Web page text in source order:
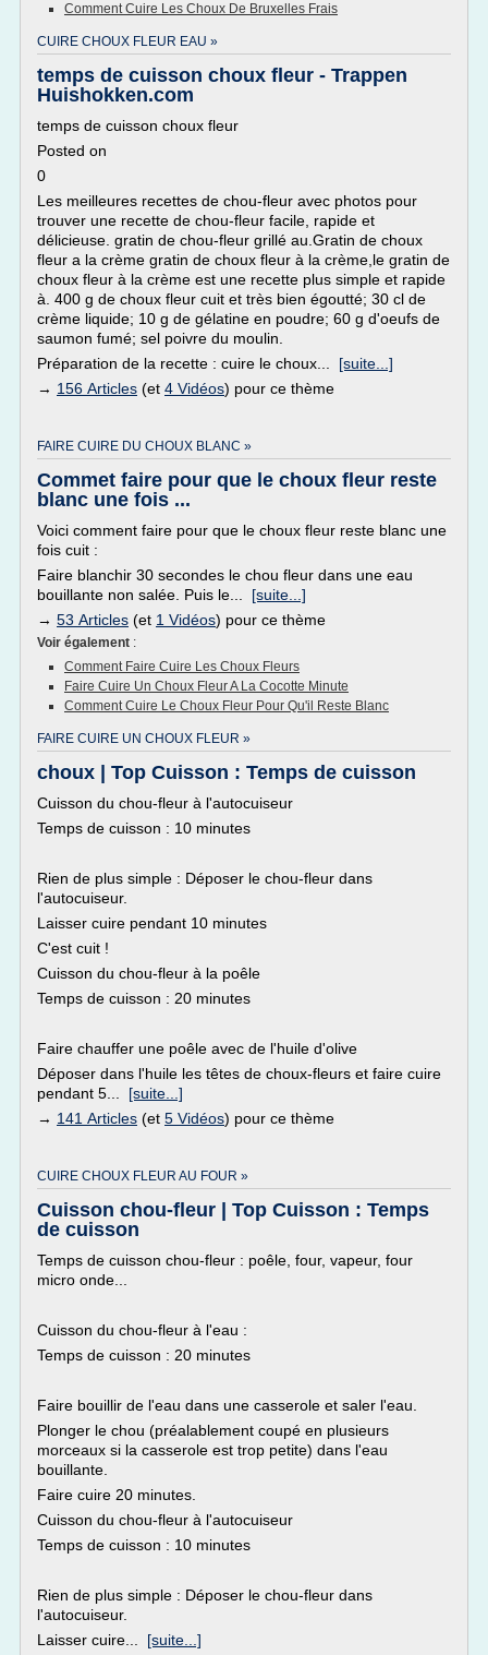
Comment Cuire Les Choux De Bruxelles Frais
CUIRE CHOUX FLEUR EAU »
temps de cuisson choux fleur - Trappen
Huishokken.com
temps de cuisson choux fleur
Posted on
0
Les meilleures recettes de chou-fleur avec photos pour
trouver une recette de chou-fleur facile, rapide et
délicieuse. gratin de chou-fleur grillé au.Gratin de choux
fleur a la crème gratin de choux fleur à la crème,le gratin de
choux fleur à la crème est une recette plus simple et rapide
à. 400 g de choux fleur cuit et très bien égoutté; 30 cl de
crème liquide; 10 g de gélatine en poudre; 60 g d'oeufs de
saumon fumé; sel poivre du moulin.
Préparation de la recette : cuire le choux... [suite...]
→ 156 Articles (et 4 Vidéos) pour ce thème
FAIRE CUIRE DU CHOUX BLANC »
Commet faire pour que le choux fleur reste
blanc une fois ...
Voici comment faire pour que le choux fleur reste blanc une
fois cuit :
Faire blanchir 30 secondes le chou fleur dans une eau
bouillante non salée. Puis le... [suite...]
→ 53 Articles (et 1 Vidéos) pour ce thème
Voir également :
Comment Faire Cuire Les Choux Fleurs
Faire Cuire Un Choux Fleur A La Cocotte Minute
Comment Cuire Le Choux Fleur Pour Qu'il Reste Blanc
FAIRE CUIRE UN CHOUX FLEUR »
choux | Top Cuisson : Temps de cuisson
Cuisson du chou-fleur à l'autocuiseur
Temps de cuisson : 10 minutes
Rien de plus simple : Déposer le chou-fleur dans
l'autocuiseur.
Laisser cuire pendant 10 minutes
C'est cuit !
Cuisson du chou-fleur à la poêle
Temps de cuisson : 20 minutes
Faire chauffer une poêle avec de l'huile d'olive
Déposer dans l'huile les têtes de choux-fleurs et faire cuire
pendant 5... [suite...]
→ 141 Articles (et 5 Vidéos) pour ce thème
CUIRE CHOUX FLEUR AU FOUR »
Cuisson chou-fleur | Top Cuisson : Temps
de cuisson
Temps de cuisson chou-fleur : poêle, four, vapeur, four
micro onde...
Cuisson du chou-fleur à l'eau :
Temps de cuisson : 20 minutes
Faire bouillir de l'eau dans une casserole et saler l'eau.
Plonger le chou (préalablement coupé en plusieurs
morceaux si la casserole est trop petite) dans l'eau
bouillante.
Faire cuire 20 minutes.
Cuisson du chou-fleur à l'autocuiseur
Temps de cuisson : 10 minutes
Rien de plus simple : Déposer le chou-fleur dans
l'autocuiseur.
Laisser cuire... [suite...]